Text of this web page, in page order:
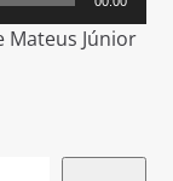
Mateus Júnior